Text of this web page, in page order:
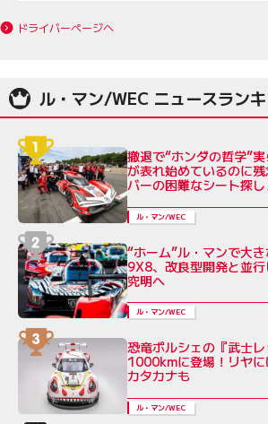
ドライバーページへ
ル・マン/WEC ニュースラン
撤退で“ホンダの哲学”
が表れ始めているのに
バーの困難なシート探
ル・マン/WEC
“ホーム”ル・マンで大
9X8、改良型開発と並
究明へ
ル・マン/WEC
恐竜ポルシェの『武士
1000kmに登場！リヤ
カタカナも
ル・マン/WEC